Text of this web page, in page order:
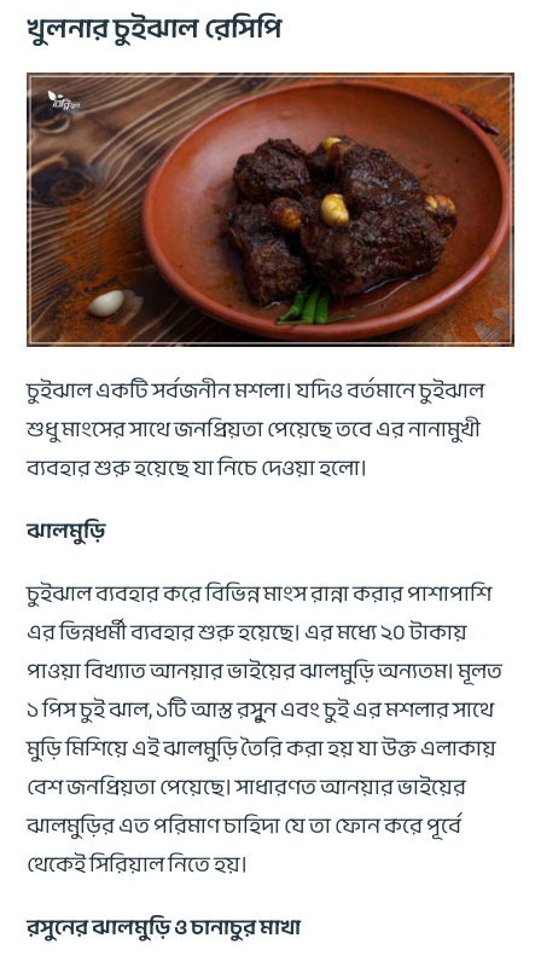
খুলনার চুইঝাল রেসিপি
চুইঝাল একটি সর্বজনীন মশলা। যদিও বর্তমানে চুইঝাল
শুধু মাংসের সাথে জনপ্রিয়তা পেয়েছে তবে এর নানামুখী
ব্যবহার শুরু হয়েছে যা নিচে দেওয়া হলো।
ঝালমুড়ি
চুইঝাল ব্যবহার করে বিভিন্ন মাংস রান্না করার পাশাপাশি
এর ভিন্নধর্মী ব্যবহার শুরু হয়েছে। এর মধ্যে ২০ টাকায়
পাওয়া বিখ্যাত আনয়ার ভাইয়ের ঝালমুড়ি অন্যতম। মূলত
১ পিস চুই ঝাল, ১টি আস্ত রসুূন এবং চুই এর মশলার সাথে
মুড়ি মিশিয়ে এই ঝালমুড়ি তৈরি করা হয় যা উক্ত এলাকায়
বেশ জনপ্রিয়তা পেয়েছে। সাধারণত আনয়ার ভাইয়ের
ঝালমুড়ির এত পরিমাণ চাহিদা যে তা ফোন করে পূর্বে
থেকেই সিরিয়াল নিতে হয়।
রসুনের ঝালমুড়ি ও চানাচুর মাখা